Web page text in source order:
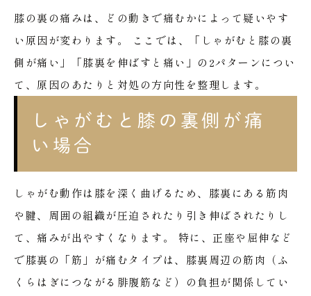
膝の裏の痛みは、どの動きで痛むかによって疑いやす
い原因が変わります。
ここでは、「しゃがむと膝の裏
側が痛い」「膝裏を伸ばすと痛い」の2パターンについ
て、原因のあたりと対処の方向性を整理します。
しゃがむと膝の裏側が痛
い場合
しゃがむ動作は膝を深く曲げるため、膝裏にある筋肉
や腱、周囲の組織が圧迫されたり引き伸ばされたりし
て、痛みが出やすくなります。
特に、正座や屈伸など
で膝裏の「筋」が痛むタイプは、膝裏周辺の筋肉（ふ
くらはぎにつながる腓腹筋など）の負担が関係してい